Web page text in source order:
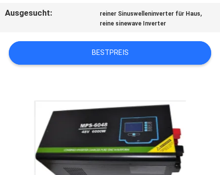
BITTE UM
ANGEBOT
DATENSCHUTZ-
BESTIMMUNGEN
Ausgesucht: reiner Sinuswelleninverter für Haus,
reine sinewave Inverter
BESTPREIS